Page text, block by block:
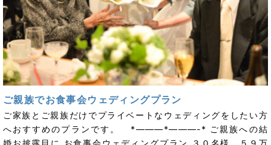
ご親族でお食事会ウェディングプラン
ご家族とご親族だけでプライベートなウェディングをしたい方
へおすすめのプランです。 *———*———-* ご親族への結
婚お披露目に お食事会ウェディングプラン ３０名様 ５９万